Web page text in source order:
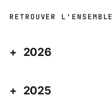
RETROUVER
2026
2025